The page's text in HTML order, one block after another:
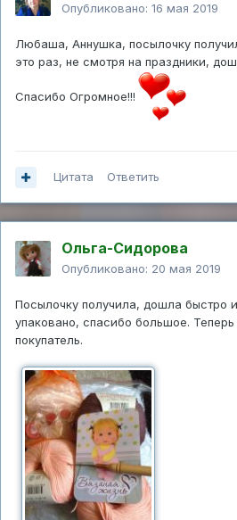
Опубликовано: 16 мая 2019
Любаша, Аннушка, посылочку
это раз, не смотря на праздники,
Спасибо Огромное!!!
Цитата Ответить
Ольга-Сидорова
Опубликовано: 20 мая 2019
Посылочку получила, дошла быстро
упаковано, спасибо большое.
покупатель.